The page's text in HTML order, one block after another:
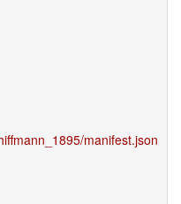
manifest.json